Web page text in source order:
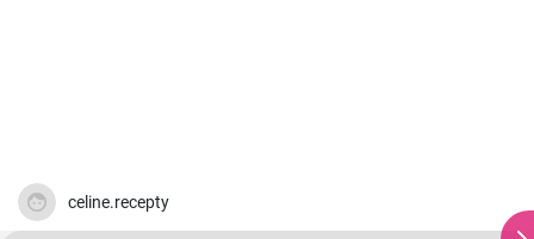
celine.recepty